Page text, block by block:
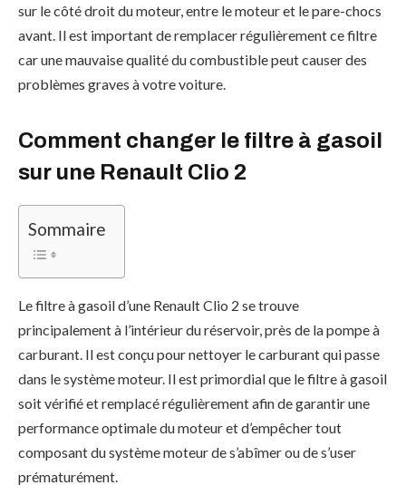
sur le côté droit du moteur, entre le moteur et le pare-chocs
avant. Il est important de remplacer régulièrement ce filtre
car une mauvaise qualité du combustible peut causer des
problèmes graves à votre voiture.
Comment changer le filtre à gasoil
sur une Renault Clio 2
Sommaire
Le filtre à gasoil d’une Renault Clio 2 se trouve
principalement à l’intérieur du réservoir, près de la pompe à
carburant. Il est conçu pour nettoyer le carburant qui passe
dans le système moteur. Il est primordial que le filtre à gasoil
soit vérifié et remplacé régulièrement afin de garantir une
performance optimale du moteur et d’empêcher tout
composant du système moteur de s’abîmer ou de s’user
prématurément.